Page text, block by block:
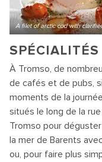
A filet of arctic cod with
À Tromso, de
de cafés et de pubs,
moments de la
situés le long de la
Tromso pour
la mer de Barents
ou, pour faire plus